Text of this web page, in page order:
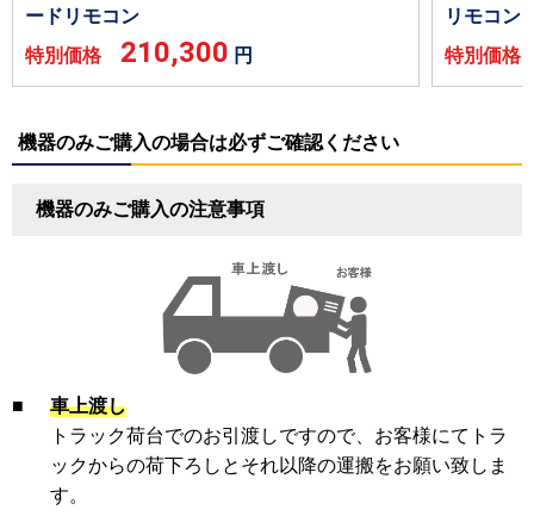
ードリモコン
特別価格 210,300 円
リモコン
特別価
機器のみご購入の場合は必ずご確認ください
機器のみご購入の注意事項
■
車上渡し
トラック荷台でのお引渡しですので、お客様にてトラ
ックからの荷下ろしとそれ以降の運搬をお願い致しま
す。